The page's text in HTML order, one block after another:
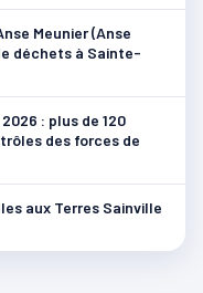
Meunier (Anse
déchets à Sainte-
: plus de 120
des forces de
aux Terres Sainville